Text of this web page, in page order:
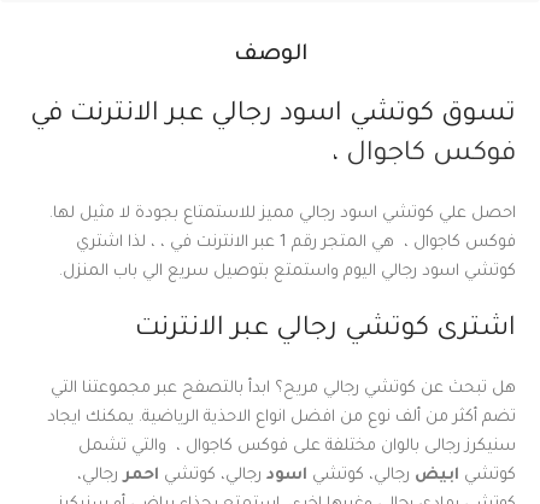
الوصف
تسوق كوتشي اسود رجالي عبر الانترنت في
فوكس كاجوال ،
احصل علي كوتشي اسود رجالي مميز للاستمتاع بجودة لا مثيل لها.
فوكس كاجوال ، هي المتجر رقم 1 عبر الانترنت في ، ، لذا اشتري
كوتشي اسود رجالي اليوم واستمتع بتوصيل سريع الي باب المنزل.
اشترى كوتشي رجالي عبر الانترنت
هل تبحث عن كوتشي رجالي مريح؟ ابدأ بالتصفح عبر مجموعتنا التي
تضم أكثر من ألف نوع من افضل انواع الاحذية الرياضية. يمكنك ايجاد
سنيكرز رجالى بالوان مختلفة على فوكس كاجوال ، والتي تشمل
كوتشي ابيض رجالي، كوتشي اسود رجالي، كوتشي احمررجالي،